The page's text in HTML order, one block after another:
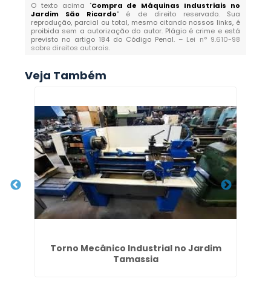
O texto acima "Compra de Máquinas Industriais no
Jardim São Ricardo" é de direito reservado. Sua
reprodução, parcial ou total, mesmo citando nossos links, é
proibida sem a autorização do autor. Plágio é crime e está
previsto no artigo 184 do Código Penal. – Lei n° 9.610-98
sobre direitos autorais.
Veja Também
Torno Mecânico Industrial no Jardim
Tamassia